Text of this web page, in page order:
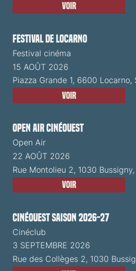
Voir
Festival de Locarno
Festival cinéma
15 AOÛT 2026
Piazza Grande 1, 6600 Locarno,
Voir
Open Air CinéOuest
Open Air
22 AOÛT 2026
Rue Montolieu 2, 1030
Voir
CinéOuest Saison 2026-27
Cinéclub
3 SEPTEMBRE 2026
Rue des Collèges 2, 1030